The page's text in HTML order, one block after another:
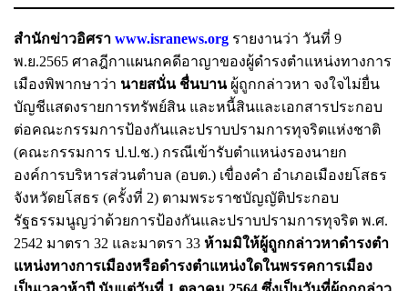
สำนักข่าวอิศรา www.isranews.org รายงานว่า วันที่ 9
พ.ย.2565 ศาลฎีกาแผนกคดีอาญาของผู้ดำรงตำแหน่งทางการ
เมืองพิพากษาว่า นายสนั่น ชื่นบานผู้ถูกกล่าวหา จงใจไม่ยื่น
บัญชีแสดงรายการทรัพย์สิน และหนี้สินและเอกสารประกอบ
ต่อคณะกรรมการป้องกันและปราบปรามการทุจริตแห่งชาติ
(คณะกรรมการ ป.ป.ช.) กรณีเข้ารับตําแหน่งรองนายก
องค์การบริหารส่วนตําบล (อบต.) เขื่องคํา อําเภอเมืองยโสธร
จังหวัดยโสธร (ครั้งที่ 2) ตามพระราชบัญญัติประกอบ
รัฐธรรมนูญว่าด้วยการป้องกันและปราบปรามการทุจริต พ.ศ.
2542 มาตรา 32 และมาตรา 33 ห้ามมิให้ผู้ถูกกล่าวหาดํารงตํา
แหน่งทางการเมืองหรือดํารงตําแหน่งใดในพรรคการเมือง